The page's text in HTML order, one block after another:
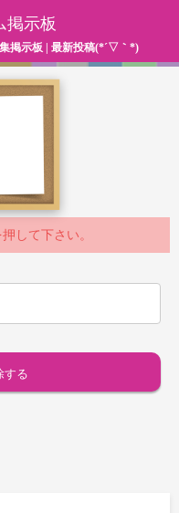
掲示板
掲示板 | 最新投稿(*´▽｀*)
して下さい。